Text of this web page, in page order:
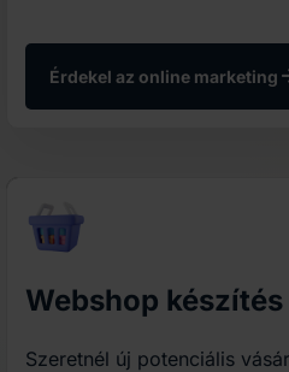
Érdekel az online marketing
Webshop készítés
Szeretnél új potenciális